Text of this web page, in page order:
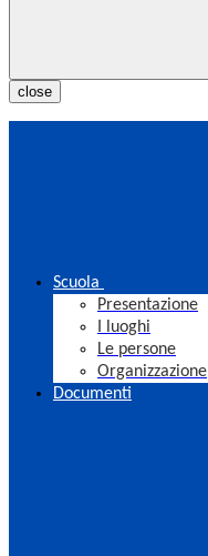
close
Scuola
Presentazione
I luoghi
Le persone
Organizzazione
Documenti